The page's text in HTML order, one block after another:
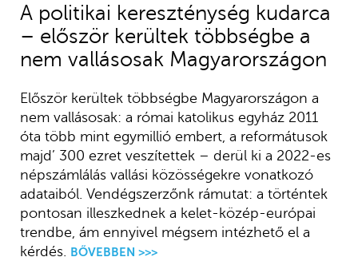
A politikai kereszténység kudarca
– először kerültek többségbe a
nem vallásosak Magyarországon
Először kerültek többségbe Magyarországon a
nem vallásosak: a római katolikus egyház 2011
óta több mint egymillió embert, a reformátusok
majd’ 300 ezret veszítettek – derül ki a 2022-es
népszámlálás vallási közösségekre vonatkozó
adataiból. Vendégszerzőnk rámutat: a történtek
pontosan illeszkednek a kelet-közép-európai
trendbe, ám ennyivel mégsem intézhető el a
kérdés.
BŐVEBBEN >>>